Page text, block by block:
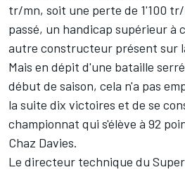
tr/mn, soit une perte de 1'100
passé, un handicap supérieur à
autre constructeur présent sur
Mais en dépit d'une bataille
début de saison, cela n'a pas
la suite dix victoires et de se
championnat qui s'élève à 92
Chaz Davies.
Le directeur technique du